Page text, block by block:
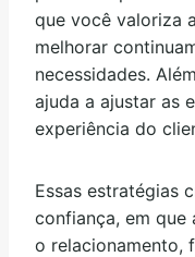
que você valoriza
melhorar
necessidades.
ajuda a ajustar as
experiência do
Essas estratégias
confiança, em
o relacionamento,